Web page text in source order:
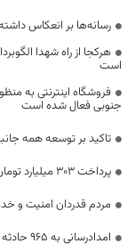
رسانه‌ها بر انعکاس
هرکجا از راه شهدا
است
فروشگاه اینترنتی به
جنوبی فعال شده است
تاکید بر توسعه همه
پرداخت ۳۰۳ میلیارد تومان مطالبات گندمکاران خراسان جنوبی
مردم قدردان امنیت و
امدادرسانی به 965 حادثه دیده در طرح تابستانه هلال احمر خراسان جنوبی